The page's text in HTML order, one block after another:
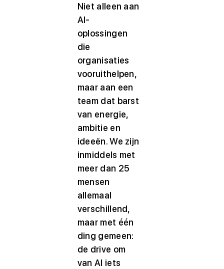
Niet alleen aan
AI-
oplossingen
die
organisaties
vooruithelpen,
maar aan een
team dat barst
van energie,
ambitie en
ideeën. We zijn
inmiddels met
meer dan 25
mensen
allemaal
verschillend,
maar met één
ding gemeen:
de drive om
van AI iets